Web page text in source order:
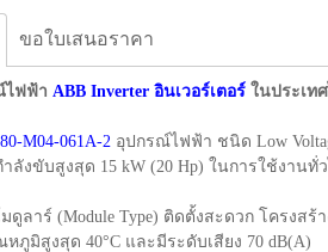
ขอใบเสนอราคา
ไฟฟ้า ABB Inverter อินเวอร์เตอร์ ในประเท
M04-061A-2 อุปกรณ์ไฟฟ้า ชนิด Low
ำลังขับสูงสุด 15 kW (20 Hp) ในการใช้งา
ลาร์ (Module Type) ติดตั้งสะดวก โครงสร้
ภูมิสูงสุด 40°C และมีระดับเสียง 70 dB(A)